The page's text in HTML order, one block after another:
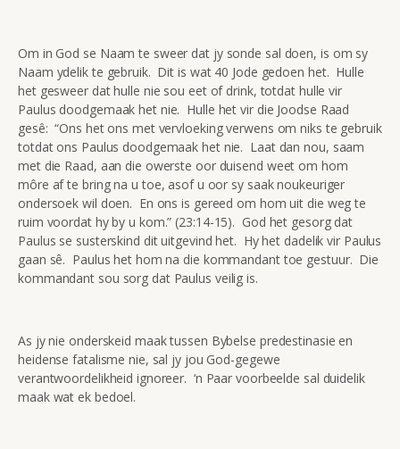
Om in God se Naam te sweer dat jy sonde sal doen, is om sy
Naam ydelik te gebruik. Dit is wat 40 Jode gedoen het. Hulle
het gesweer dat hulle nie sou eet of drink, totdat hulle vir
Paulus doodgemaak het nie. Hulle het vir die Joodse Raad
gesê: “Ons het ons met vervloeking verwens om niks te gebruik
totdat ons Paulus doodgemaak het nie. Laat dan nou, saam
met die Raad, aan die owerste oor duisend weet om hom
môre af te bring na u toe, asof u oor sy saak noukeuriger
ondersoek wil doen. En ons is gereed om hom uit die weg te
ruim voordat hy by u kom.” (23:14-15). God het gesorg dat
Paulus se susterskind dit uitgevind het. Hy het dadelik vir Paulus
gaan sê. Paulus het hom na die kommandant toe gestuur. Die
kommandant sou sorg dat Paulus veilig is.
As jy nie onderskeid maak tussen Bybelse predestinasie en
heidense fatalisme nie, sal jy jou God-gegewe
verantwoordelikheid ignoreer. ‘n Paar voorbeelde sal duidelik
maak wat ek bedoel.